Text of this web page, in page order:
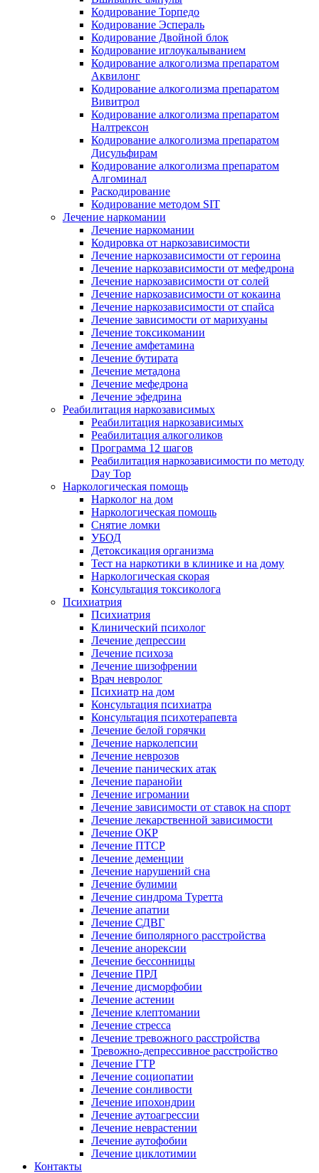
Кодирование Торпедо
Кодирование Эспераль
Кодирование Двойной блок
Кодирование иглоукалыванием
Кодирование алкоголизма препаратом
Аквилонг
Кодирование алкоголизма препаратом
Вивитрол
Кодирование алкоголизма препаратом
Налтрексон
Кодирование алкоголизма препаратом
Дисульфирам
Кодирование алкоголизма препаратом
Алгоминал
Раскодирование
Кодирование методом SIT
Лечение наркомании
Лечение наркомании
Кодировка от наркозависимости
Лечение наркозависимости от героина
Лечение наркозависимости от мефедрона
Лечение наркозависимости от солей
Лечение наркозависимости от кокаина
Лечение наркозависимости от спайса
Лечение зависимости от марихуаны
Лечение токсикомании
Лечение амфетамина
Лечение бутирата
Лечение метадона
Лечение мефедрона
Лечение эфедрина
Реабилитация наркозависимых
Реабилитация наркозависимых
Реабилитация алкоголиков
Программа 12 шагов
Реабилитация наркозависимости по методу
Day Top
Наркологическая помощь
Нарколог на дом
Наркологическая помощь
Снятие ломки
УБОД
Детоксикация организма
Тест на наркотики в клинике и на дому
Наркологическая скорая
Консультация токсиколога
Психиатрия
Психиатрия
Клинический психолог
Лечение депрессии
Лечение психоза
Лечение шизофрении
Врач невролог
Психиатр на дом
Консультация психиатра
Консультация психотерапевта
Лечение белой горячки
Лечение нарколепсии
Лечение неврозов
Лечение панических атак
Лечение паранойи
Лечение игромании
Лечение зависимости от ставок на спорт
Лечение лекарственной зависимости
Лечение ОКР
Лечение ПТСР
Лечение деменции
Лечение нарушений сна
Лечение булимии
Лечение синдрома Туретта
Лечение апатии
Лечение СДВГ
Лечение биполярного расстройства
Лечение анорексии
Лечение бессонницы
Лечение ПРЛ
Лечение дисморфобии
Лечение астении
Лечение клептомании
Лечение стресса
Лечение тревожного расстройства
Тревожно-депрессивное расстройство
Лечение ГТР
Лечение социопатии
Лечение сонливости
Лечение ипохондрии
Лечение аутоагрессии
Лечение неврастении
Лечение аутофобии
Лечение циклотимии
Контакты